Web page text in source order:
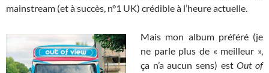
mainstream (et à succès, n°1 UK) crédible à l’heure actuelle.
Mais mon album préféré (je
ne parle plus de « meilleur »,
ça n’a aucun sens) estOut of